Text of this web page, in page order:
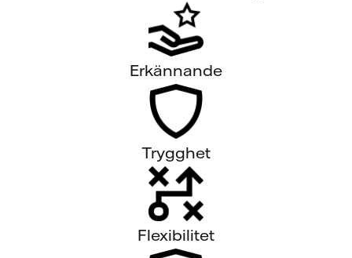
Erkännande
Trygghet
Flexibilitet